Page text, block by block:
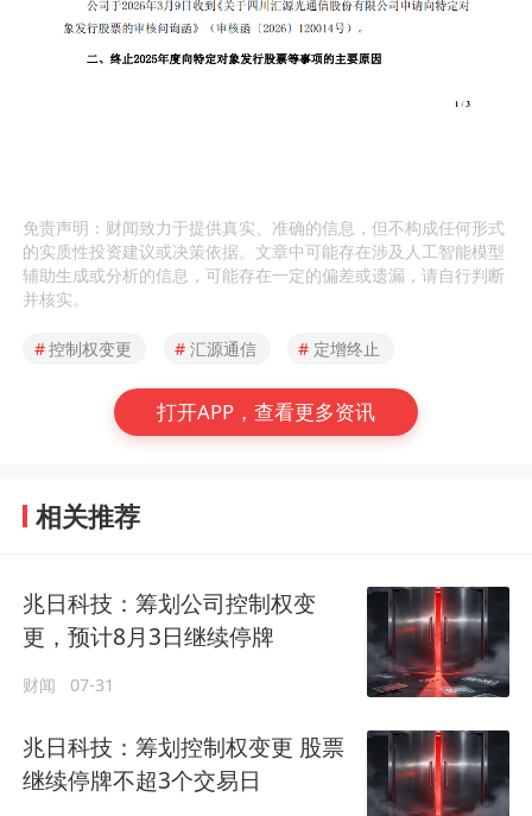
免责声明：财闻致力于提供真实、准确的信息，但不构成任何形式
的实质性投资建议或决策依据。文章中可能存在涉及人工智能模型
辅助生成或分析的信息，可能存在一定的偏差或遗漏，请自行判断
并核实。
#控制权变更 # 汇源通信 # 定增终止
打开APP，查看更多资讯
相关推荐
兆日科技：筹划公司控制权变
更，预计8月3日继续停牌
财闻 07-31
兆日科技：筹划控制权变更 股票
继续停牌不超3个交易日